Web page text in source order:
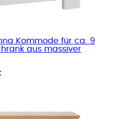
Kommode für ca. 9
aus massiver